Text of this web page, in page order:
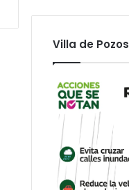
Villa de Pozos